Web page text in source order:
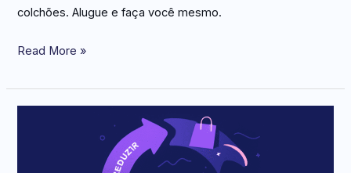
colchões. Alugue e faça você mesmo.
Read More »